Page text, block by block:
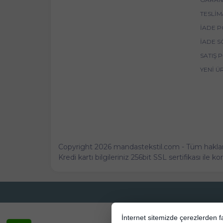
İADE
İADE
SATIŞ
YENI
Copyright 2026 mandastekstil.com - Tüm hakları
Kredi kartı bilgileriniz 256bit SSL sertifikası ile
İnternet sitemizde çerezlerden